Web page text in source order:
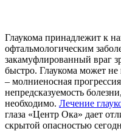
Глаукома принадлежит к
офтальмологическим
закамуфлированный враг
быстро. Глаукома может не
– молниеносная
непредсказуемость
необходимо. Лечение
глаза «Центр Ока» дает
скрытой опасностью